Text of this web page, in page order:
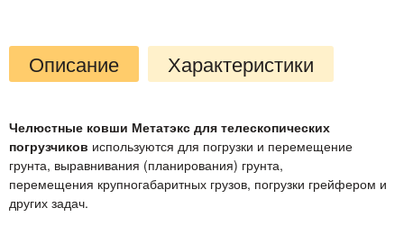
Описание Характеристики
Челюстные ковши Метатэкс для телескопических
погрузчиков используются для погрузки и перемещение
грунта, выравнивания (планирования) грунта,
перемещения крупногабаритных грузов, погрузки грейфером и
других задач.